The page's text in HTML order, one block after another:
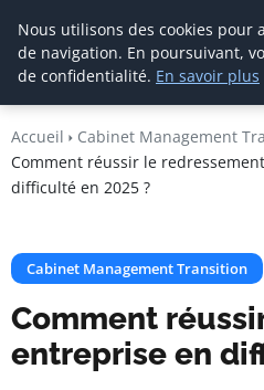
Cabinet De
Management De
Transition
Accueil
Cabinet Management
Comment réussir le
difficulté en 2025 ?
Cabinet Management Transition
Comment
entreprise en
Nous utilisons des cookies pour
de navigation. En poursuivant,
de confidentialité. En savoir plus